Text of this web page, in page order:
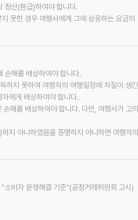
정산(환급)하여야 합니다.
못한 경우 여행사에게 그에 상응하는 요금의
손해를 배상하여야 합니다.
하지 못하여 여행자의 여행일정에 차질이 생긴
에게 배상하여야 합니다.
해를 배상하여야 합니다. 다만, 여행사가 고의
지 아니하였음을 증명하지 아니하면 여행자의
비자 분쟁해결 기준"(공정거래위원회 고시)